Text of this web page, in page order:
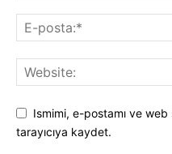
Ismimi, e-postamı ve
tarayıcıya kaydet.